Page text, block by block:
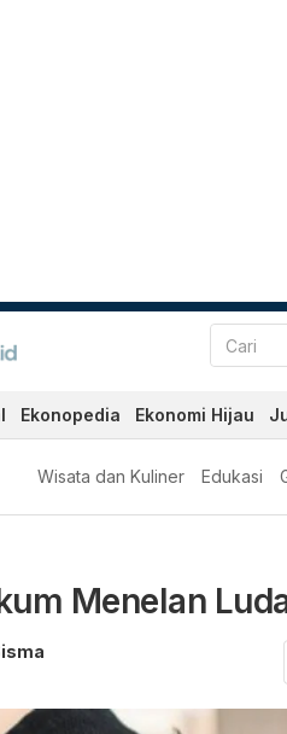
Ekonopedia Ekonomi Hijau
Wisata dan Kuliner Edukasi
Menelan